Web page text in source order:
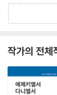
회(Catholic
학회(Society
커예일바이블
다. 콜린스는
유명한 작품으
ity in the
작가의 전체